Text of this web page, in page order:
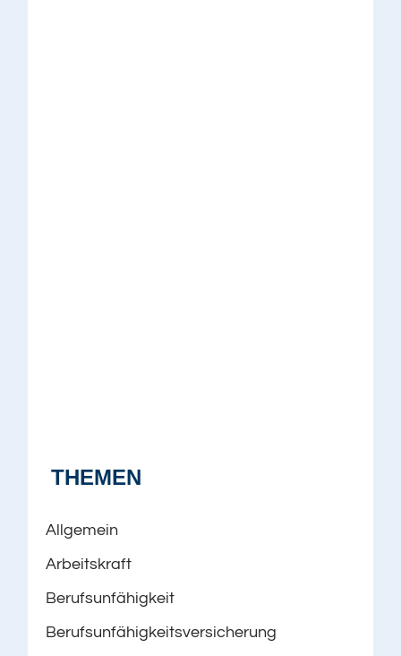
THEMEN
Allgemein
Arbeitskraft
Berufsunfähigkeit
Berufsunfähigkeitsversicherung